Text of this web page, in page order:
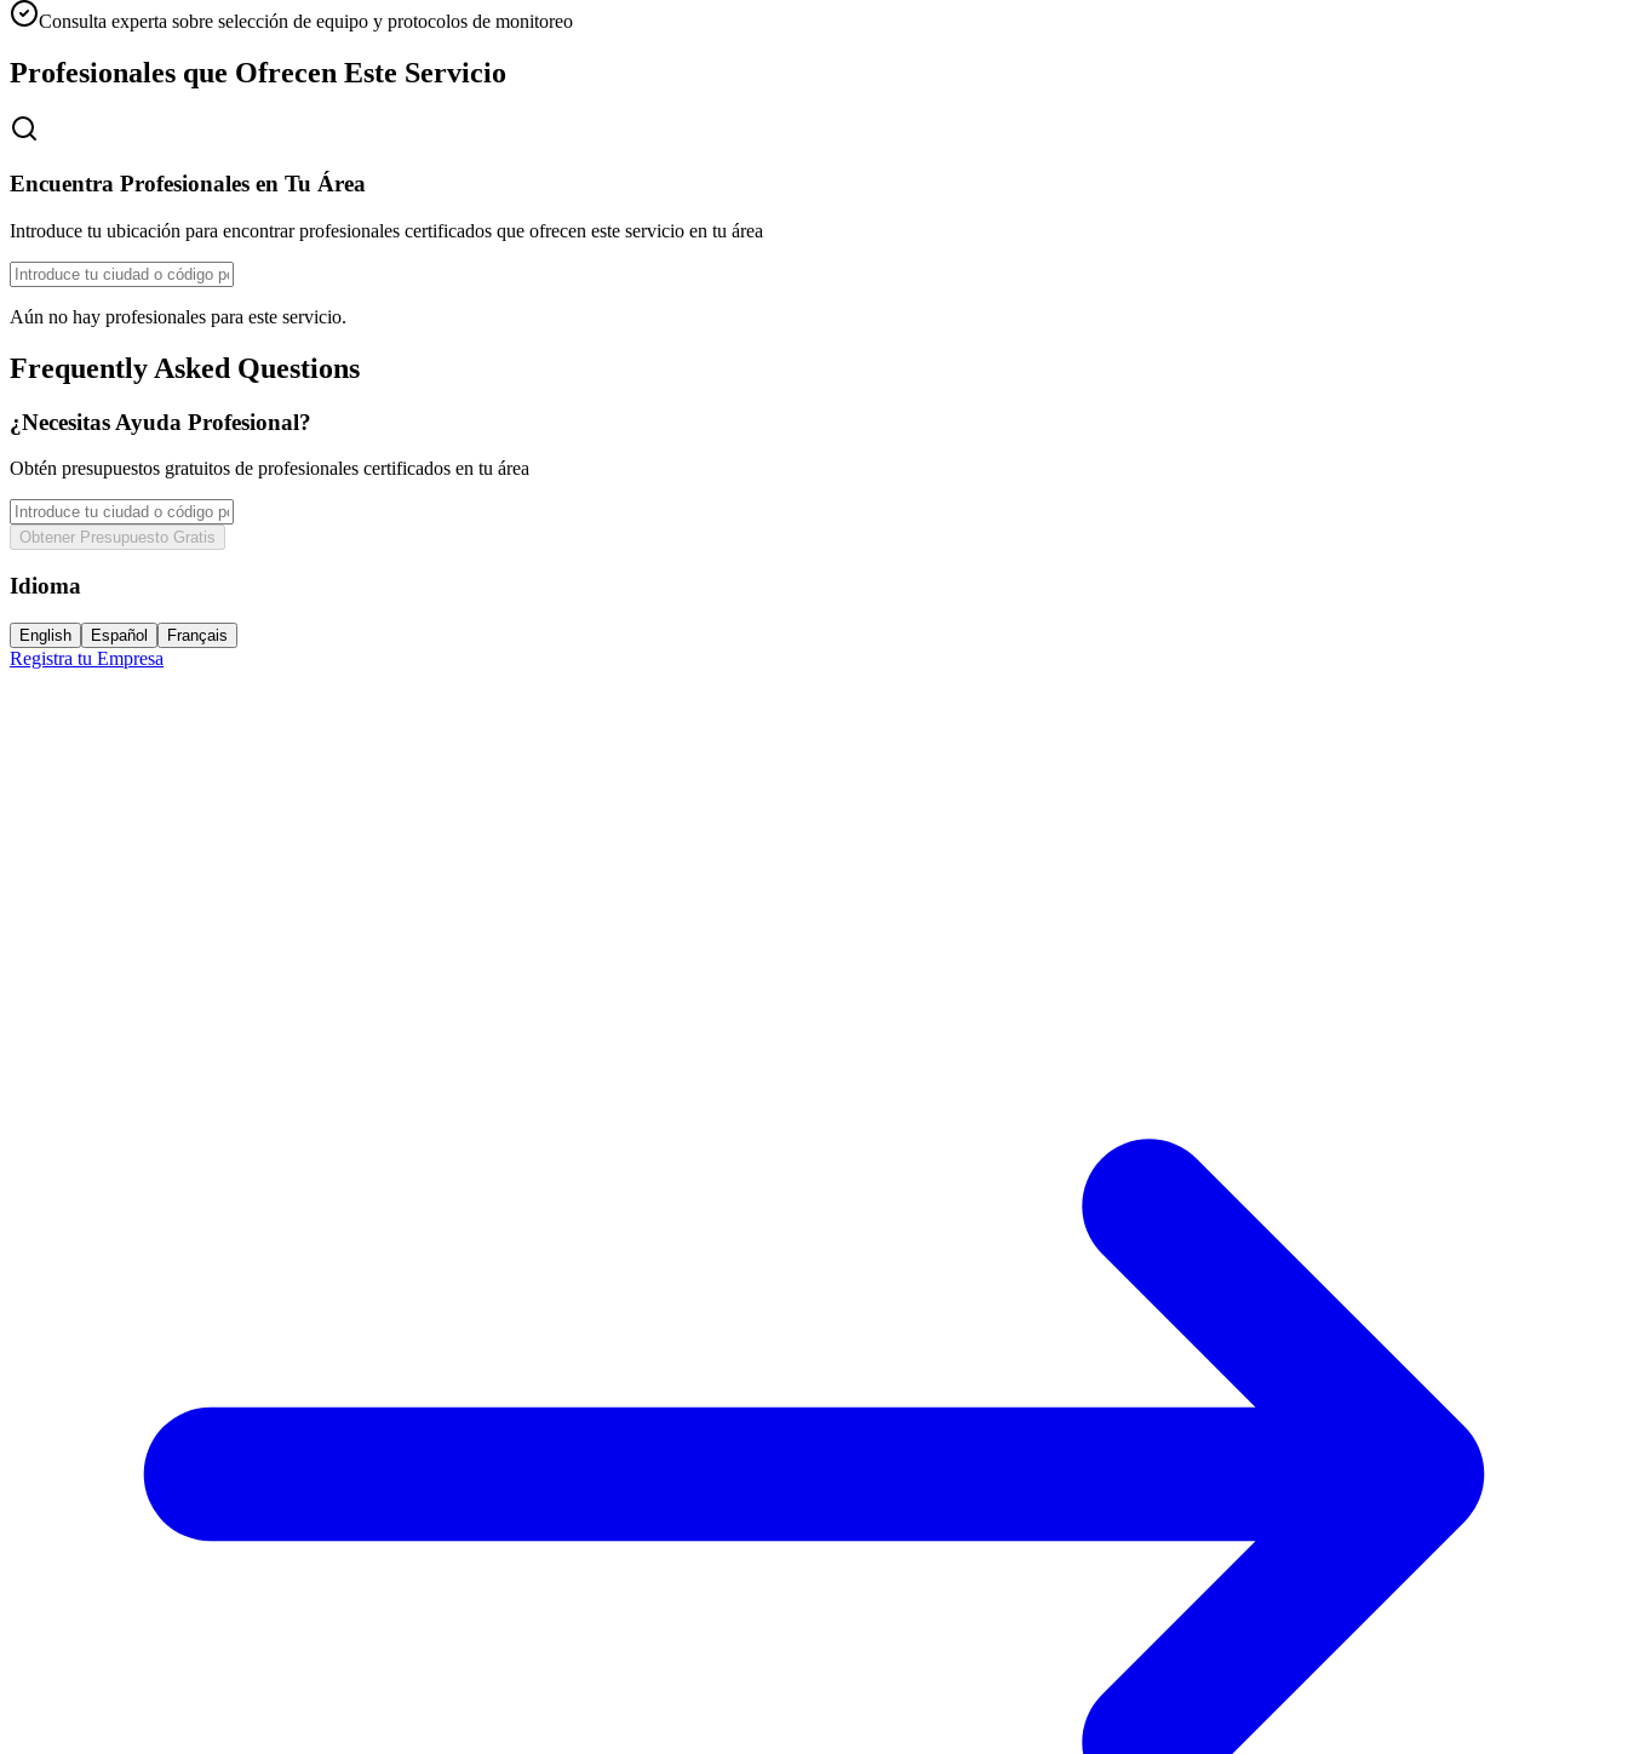
Consulta experta sobre selección de equipo y protocolos de monitoreo
Profesionales que Ofrecen Este Servicio
Encuentra Profesionales en Tu Área
Introduce tu ubicación para encontrar profesionales certificados que ofrecen este servicio en tu área
Aún no hay profesionales para este servicio.
Frequently Asked Questions
¿Necesitas Ayuda Profesional?
Obtén presupuestos gratuitos de profesionales certificados en tu área
Obtener Presupuesto Gratis
Idioma
English Español Français
Registra tu Empresa